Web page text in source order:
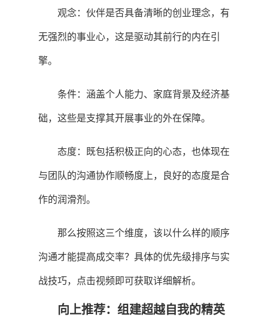
观念：伙伴是否具备清晰的创业理念，有
无强烈的事业心，这是驱动其前行的内在引
擎。
条件：涵盖个人能力、家庭背景及经济基
础，这些是支撑其开展事业的外在保障。
态度：既包括积极正向的心态，也体现在
与团队的沟通协作顺畅度上，良好的态度是合
作的润滑剂。
那么按照这三个维度，该以什么样的顺序
沟通才能提高成交率？具体的优先级排序与实
战技巧，点击视频即可获取详细解析。
向上推荐：组建超越自我的精英